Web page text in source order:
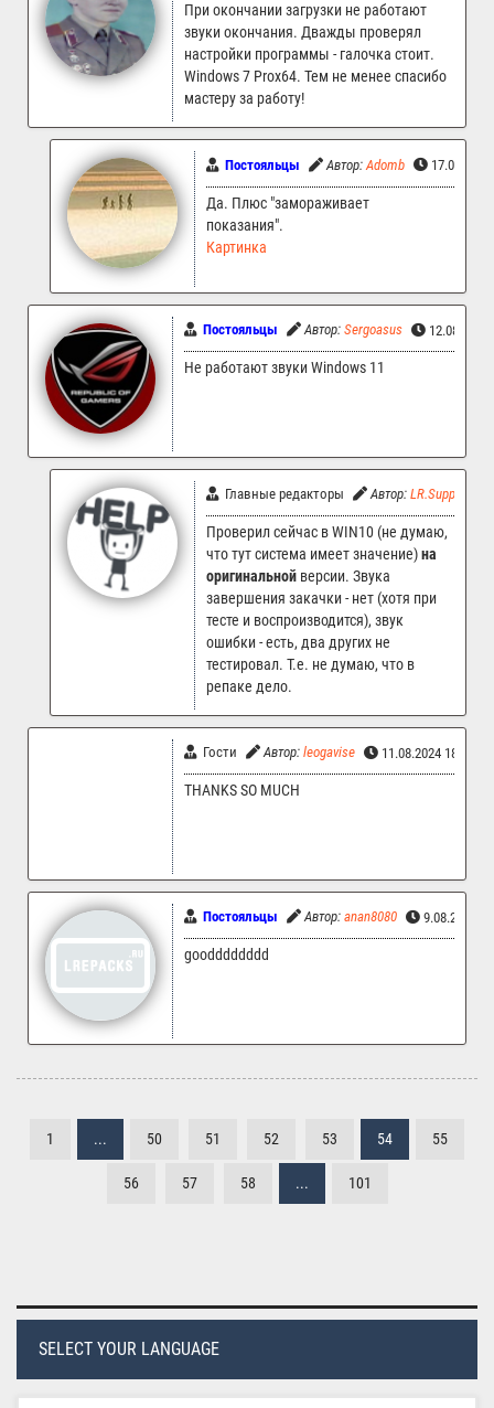
При окончании загрузки не работают
звуки окончания. Дважды проверял
настройки программы - галочка стоит.
Windows 7 Prox64. Тем не менее спасибо
мастеру за работу!
Постояльцы Автор: Adomb
Да. Плюс "замораживает
показания".
Картинка
Постояльцы Автор: Sergoasus
Не работают звуки Windows 11
Главные редакторы Автор: LR.Support
Проверил сейчас в WIN10 (не думаю,
что тут система имеет значение)на
оригинальной версии. Звука
завершения закачки - нет (хотя при
тесте и воспроизводится), звук
ошибки - есть, два других не
тестировал. Т.е. не думаю, что в
репаке дело.
Гости Автор: leogavise 11.08.2024 18:21
THANKS SO MUCH
Постояльцы Автор: anan8080 9.08.2024
goodddddddd
1 ... 50 51 52 53 54 55
56 57 58 ... 101
SELECT YOUR LANGUAGE